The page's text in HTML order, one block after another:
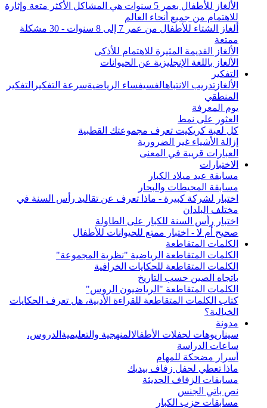
الألغاز للأطفال بعمر 5 سنوات هي المشاكل الأكثر متعة وإثارة
للاهتمام من جميع أنحاء العالم
ألغاز الشتاء للأطفال من عمر 7 إلى 8 سنوات - 30 مشكلة
ممتعة
الألغاز القديمة المثيرة للاهتمام للأذكى
الألغاز باللغة الإنجليزية عن الحيوانات
التفكير
الألغاز تدريب الانتباهالفسيفساء الرياضيةسرعة التفكير التفكير
المنطقي
يوم المعرفة
العثور على نمط
كل لعبة كريكيت تعرف مجموعتك القطبية
إزالة الأشياء غير الضرورية
العبارات قريبة في المعنى
الاختبارات
مسابقة عيد ميلاد الكبار
مسابقة المحيطات والبحار
اختبار لشركة كبيرة - ماذا تعرف عن تقاليد رأس السنة في
مختلف البلدان
اختبار رأس السنة للكبار على الطاولة
صحيح أم لا - اختبار ممتع للحيوانات للأطفال
الكلمات المتقاطعة
الكلمات المتقاطعة الرياضية "نظرية المجموعة"
الكلمات المتقاطعة للحكايات الخرافية
باتجاه الصين حسب التاريخ
الكلمات المتقاطعة "الرياضيون الروس"
كتاب الكلمات المتقاطعة للقراءة الأدبية، هل تعرف الحكايات
الخيالية؟
مدونة
سيناريوهات لحفلات الأطفالالمنهجية والتعليمية الدروس،
ساعات الدراسة
أسرار مضحكة للمهام
ماذا تعطي لحفل زفاف بيديك
مسابقات الزفاف الحديثة
نص باتي الجنس
مسابقات حزب الكبار